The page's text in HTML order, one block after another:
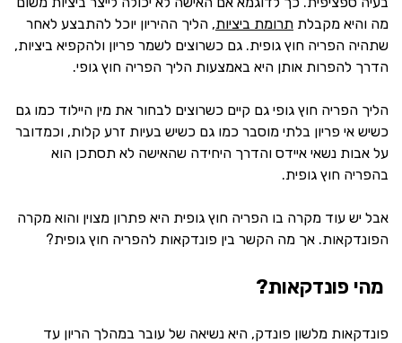
מה והיא מקבלת תרומת ביציות, הליך ההיריון יוכל להתבצע לאחר
שתהיה הפריה חוץ גופית. גם כשרוצים לשמר פריון ולהקפיא ביציות,
הדרך להפרות אותן היא באמצעות הליך הפריה חוץ גופי.
הליך הפריה חוץ גופי גם קיים כשרוצים לבחור את מין היילוד כמו גם
כשיש אי פריון בלתי מוסבר כמו גם כשיש בעיות זרע קלות, וכמדובר
על אבות נשאי איידס והדרך היחידה שהאישה לא תסתכן הוא
בהפריה חוץ גופית.
אבל יש עוד מקרה בו הפריה חוץ גופית היא פתרון מצוין והוא מקרה
הפונדקאות. אך מה הקשר בין פונדקאות להפריה חוץ גופית?
מהי פונדקאות?
פונדקאות מלשון פונדק, היא נשיאה של עובר במהלך הריון עד